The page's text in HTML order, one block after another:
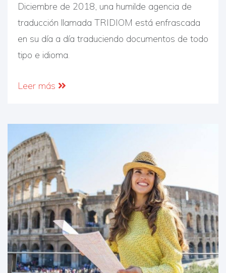
Diciembre de 2018, una humilde agencia de
traducción llamada TRIDIOM está enfrascada
en su día a día traduciendo documentos de todo
tipo e idioma.
Leer más